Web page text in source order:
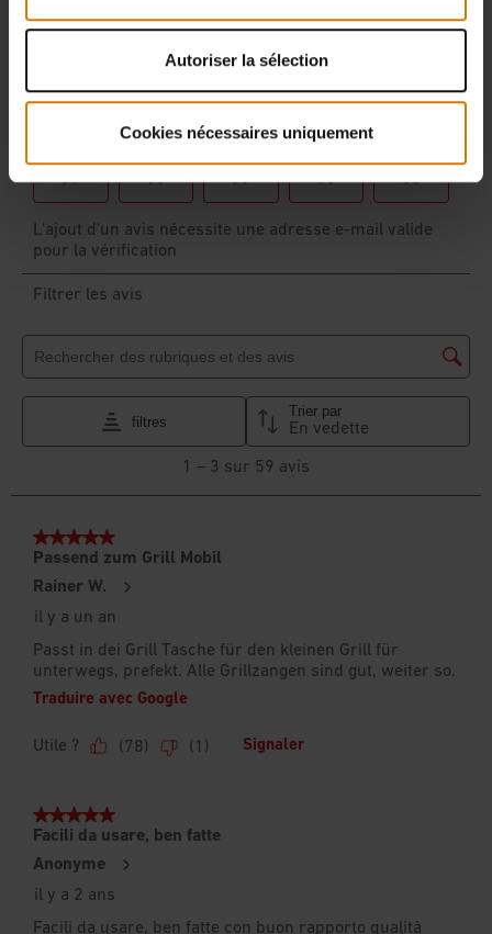
Autoriser la sélection
Cookies nécessaires uniquement